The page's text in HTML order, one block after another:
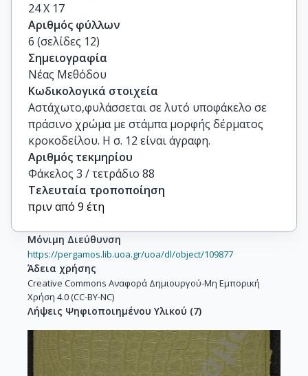
24 Χ 17
Αριθμός φύλλων
6 (σελίδες 12)
Σημειογραφία
Νέας Μεθόδου
Κωδικολογικά στοιχεία
Αστάχωτο,φυλάσσεται σε λυτό υποφάκελο σε
πράσινο χρώμα με στάμπα μορφής δέρματος
κροκοδείλου. Η σ. 12 είναι άγραφη.
Αριθμός τεκμηρίου
Φάκελος 3 / τετράδιο 88
Τελευταία τροποποίηση
πριν από 9 έτη
Μόνιμη Διεύθυνση
https://pergamos.lib.uoa.gr/uoa/dl/object/109877
Άδεια χρήσης
Creative Commons Αναφορά Δημιουργού-Μη Εμπορική
Χρήση 4.0 (CC-BY-NC)
Λήψεις Ψηφιοποιημένου Υλικού (7)